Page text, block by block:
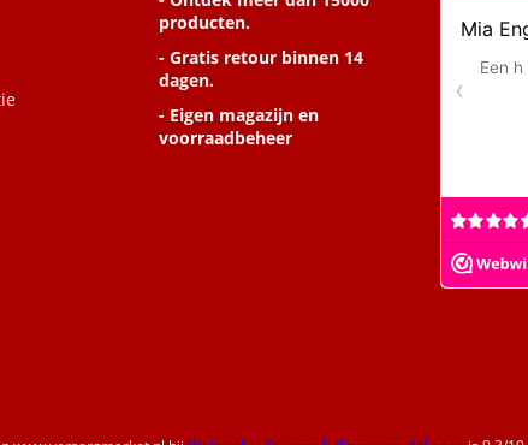
producten.
- Gratis retour binnen 14
dagen.
- Eigen magazijn en
voorraadbeheer